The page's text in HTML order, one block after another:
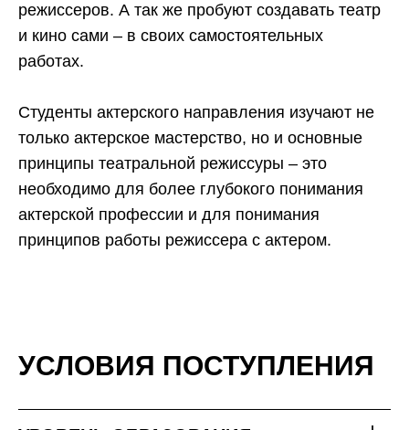
режиссеров. А так же пробуют создавать театр
и кино сами – в своих самостоятельных
работах.
Студенты актерского направления изучают не
только актерское мастерство, но и основные
принципы театральной режиссуры – это
необходимо для более глубокого понимания
актерской профессии и для понимания
принципов работы режиссера с актером.
УСЛОВИЯ ПОСТУПЛЕНИЯ